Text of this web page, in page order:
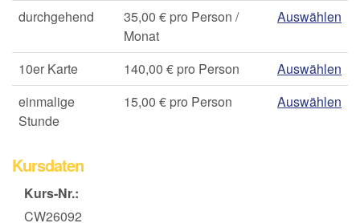
durchgehend
35,00 € pro Person /
Monat
Auswählen
10er Karte 140,00 € pro Person
Auswählen
einmalige
Stunde
15,00 € pro Person Auswählen
Kursdaten
Kurs-Nr.:
CW26092